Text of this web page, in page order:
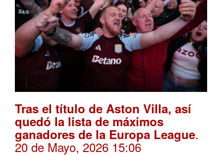
Tras el título de Aston Villa, así
quedó la lista de máximos
ganadores de la Europa League.
20 de Mayo, 2026 15:06